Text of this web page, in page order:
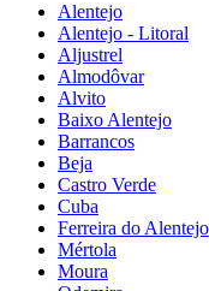
Alentejo
Alentejo - Litoral
Aljustrel
Almodôvar
Alvito
Baixo Alentejo
Barrancos
Beja
Castro Verde
Cuba
Ferreira do Alentejo
Mértola
Moura